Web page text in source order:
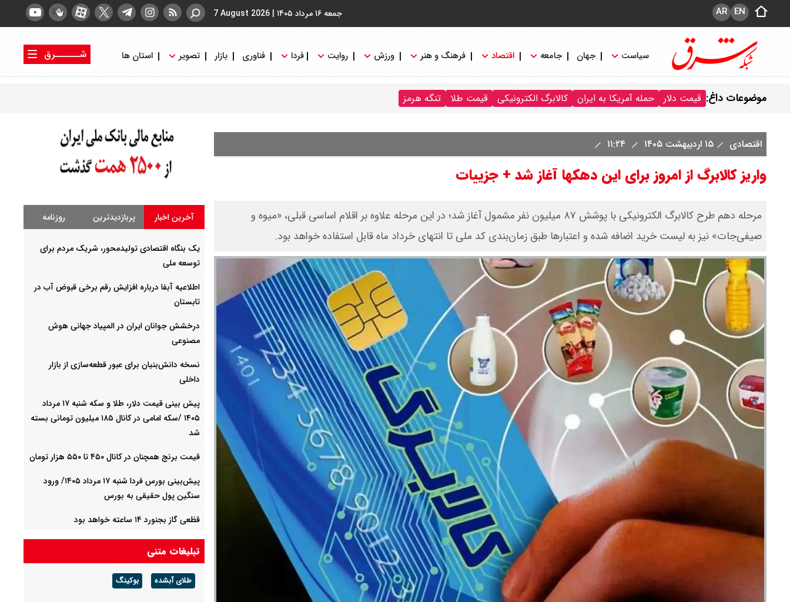
جمعه ۱۶ مرداد ۱۴۰۵ |
7 August 2026 EN
AR
سیاست جهان جامعه اقتصاد فرهنگ و هنر ورزش روایت فردا فناوری بازار تصویر استان ها
شــــــرق
موضوعات داغ: قیمت دلار حمله آمریکا به ایران کالابرگ الکترونیکی قیمت طلا تنگه هرمز
اقتصادی ۱۵ اردیبهشت ۱۴۰۵
واریز کالابرگ از امروز برای این دهکها آغاز شد + جزییات
مرحله دهم طرح کالابرگ الکترونیکی با پوشش ۸۷ میلیون نفر مشمول آغاز شد؛ در این مرحله علاوه بر اقلام اساسی قبلی، «میوه و
صیفی‌جات» نیز به لیست خرید اضافه شده و اعتبار‌ها طبق زمان‌بندی کد ملی تا انتهای خرداد ماه قابل استفاده خواهد بود.
آخرین اخبار پربازدیدترین روزنامه
یک بنگاه اقتصادی تولیدمحور، شریک مردم برای
توسعه ملی
اطلاعیه آبفا درباره افزایش رقم برخی قبوض آب در
تابستان
درخشش جوانان ایران در المپیاد جهانی هوش
مصنوعی
نسخه دانش‌بنیان برای عبور قطعه‌سازی از بازار
داخلی
پیش ‌بینی قیمت دلار، طلا و سکه شنبه ۱۷ مرداد
۱۴۰۵ /سکه امامی در کانال ۱۸۵ میلیون تومانی بسته
شد
قیمت برنج همچنان در کانال ۴۵۰ تا ۵۵۰ هزار تومان
پیش‌بینی بورس فردا شنبه ۱۷ مرداد ۱۴۰۵/ ورود
سنگین پول حقیقی به بورس
قظعی گاز بجنورد ۱۴ ساعته خواهد بود
شرکت گاز مازندران هشدار داد: برای زمستان آماده
شوید
تبلیغات متنی
طلای آبشده بوکینگ